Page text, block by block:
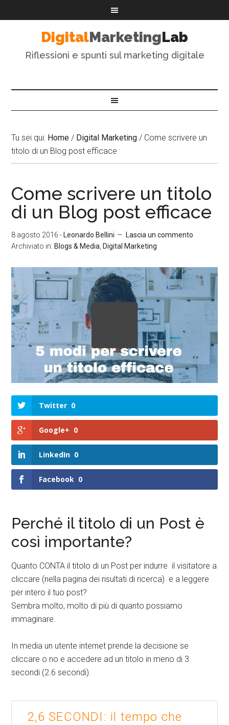
DigitalMarketingLab
Riflessioni e spunti sul marketing digitale
Tu sei qui: Home / Digital Marketing / Come scrivere un
titolo di un Blog post efficace
Come scrivere un titolo
di un Blog post efficace
8 agosto 2016 - Leonardo Bellini
Lascia un commento
Archiviato in: Blogs & Media Digital Marketing
Twitter 0
Google+ 0
LinkedIn 0
Facebook 0
Perché il titolo di un Post è
così importante?
Quanto CONTA il titolo di un Post per indurre il visitatore a
cliccare (nella pagina dei risultati di ricerca) e a leggere
per intero il tuo post?
Sembra molto, molto di più di quanto possiamo
immaginare.
In media un utente internet prende la decisione se
cliccare o no e accedere ad un titolo in meno di 3
secondi (2.6 secondi).
2,6 SECONDI: il tempo che